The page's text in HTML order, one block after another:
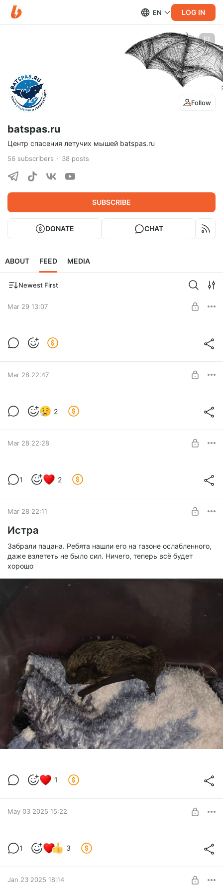
EN LOG IN
Follow
batspas.ru
Центр спасения летучих мышей batspas.ru
56 subscribers 38 posts
SUBSCRIBE
DONATE CHAT
ABOUT FEED MEDIA
Newest First
Mar 29 13:07
Mar 28 22:47
2
Mar 28 22:28
1 2
Mar 28 22:11
Истра
Забрали пацана. Ребята нашли его на газоне ослабленного,
даже взлететь не было сил. Ничего, теперь всё будет
хорошо
1
May 03 2025 15:22
Level required:
1 3
Jan 23 2025 18:14